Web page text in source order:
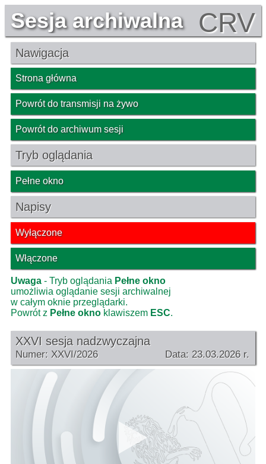
Sesja archiwalna CRV
Nawigacja
Strona główna
Powrót do transmisji na żywo
Powrót do archiwum sesji
Tryb oglądania
Pełne okno
Napisy
Wyłączone
Włączone
Uwaga - Tryb oglądania Pełne okno
umożliwia oglądanie sesji archiwalnej
w całym oknie przeglądarki.
Powrót z Pełne okno klawiszem ESC.
XXVI sesja nadzwyczajna
Numer: XXVI/2026 Data: 23.03.2026 r.